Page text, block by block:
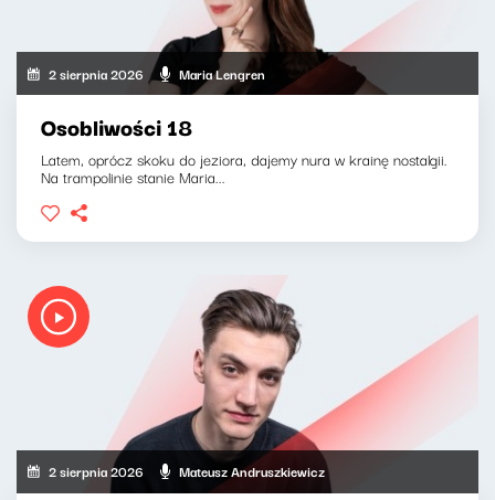
2 sierpnia 2026 Maria Lengren
Osobliwości 18
Latem, oprócz skoku do jeziora, dajemy nura w krainę nostalgii.
Na trampolinie stanie Maria...
2 sierpnia 2026 Mateusz Andruszkiewicz